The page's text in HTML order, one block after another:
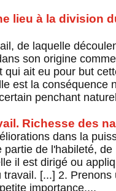
lieu à la division
de laquelle
son origine
qui ait eu pour but
est la conséquence
penchant
Richesse des
dans la
de l'habileté, de
il est dirigé ou
[...] 2.
importance,...